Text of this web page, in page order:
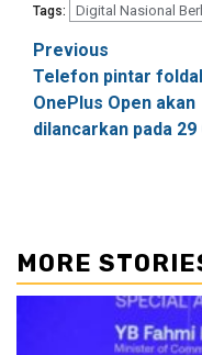
Tags: Digital Nasional
Post
Previous
Telefon pintar
OnePlus Open akan
dilancarkan pada 29
MORE